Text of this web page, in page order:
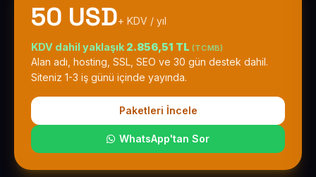
50 USD+ KDV / yıl
KDV dahil yaklaşık 2.856,51 TL (TCMB)
Alan adı, hosting, SSL, SEO ve 30 gün destek dahil.
Siteniz 1-3 iş günü içinde yayında.
Paketleri İncele
WhatsApp'tan Sor